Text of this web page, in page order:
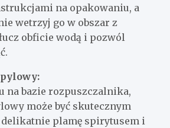
na opakowaniu, a
wetrzyj go w obszar z
obficie wodą i pozwól
na bazie rozpuszczalnika,
może być skutecznym
delikatnie plamę spirytusem i